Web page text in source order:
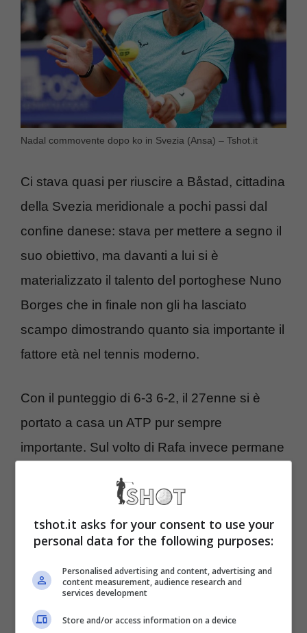
Nadal commovente dopo ko in Svezia (Ansa) – Tshot.it
Ci stava quasi per riuscire a Båstad, cittadina
della Svezia meridionale a pochi passi dal
confine danese: stava per mettere a segno il
suo obiettivo, ma davanti a lui si è
materializzato il talento del portoghese Nuno
Borges che in finale non gli ha lasciato
scampo dimostrando quanto sia importante il
fattore età nel tennis moderno.
Con il punteggio di 6-3 6-2, il 27enne si è
portato a casa un ATP pur sempre
importante. Sul volto di Rafa invece permane
dalle sue parole destinate ai fan a fine
gara.
Rafa Nadal, parole
commoventi dopo ko in
tshot.it asks for your consent to use your
personal data for the following purposes:
Personalised advertising and content, advertising and
content measurement, audience research and
services development
Store and/or access information on a device